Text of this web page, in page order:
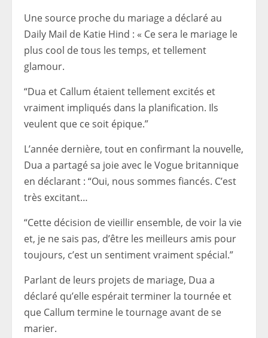
Une source proche du mariage a déclaré au
Daily Mail de Katie Hind : « Ce sera le mariage le
plus cool de tous les temps, et tellement
glamour.
“Dua et Callum étaient tellement excités et
vraiment impliqués dans la planification. Ils
veulent que ce soit épique.”
L’année dernière, tout en confirmant la nouvelle,
Dua a partagé sa joie avec le Vogue britannique
en déclarant : “Oui, nous sommes fiancés. C’est
très excitant…
“Cette décision de vieillir ensemble, de voir la vie
et, je ne sais pas, d’être les meilleurs amis pour
toujours, c’est un sentiment vraiment spécial.”
Parlant de leurs projets de mariage, Dua a
déclaré qu’elle espérait terminer la tournée et
que Callum termine le tournage avant de se
marier.